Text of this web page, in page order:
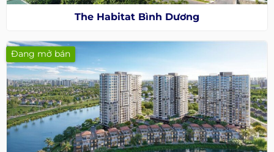
The Habitat Bình Dương
Đang mở bán